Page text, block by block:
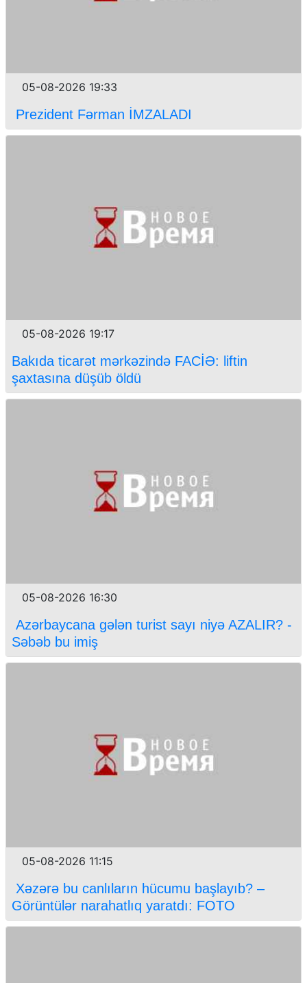
05-08-2026 19:33
Prezident Fərman İMZALADI
05-08-2026 19:17
Bakıda ticarət mərkəzində FACİƏ: liftin
şaxtasına düşüb öldü
05-08-2026 16:30
Azərbaycana gələn turist sayı niyə AZALIR? -
Səbəb bu imiş
05-08-2026 11:15
Xəzərə bu canlıların hücumu başlayıb? –
Görüntülər narahatlıq yaratdı: FOTO